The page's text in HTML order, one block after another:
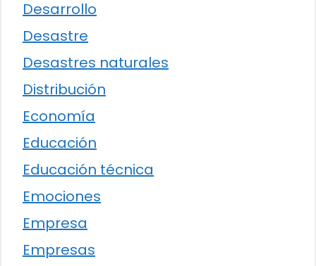
Desarrollo
Desastre
Desastres naturales
Distribución
Economía
Educación
Educación técnica
Emociones
Empresa
Empresas